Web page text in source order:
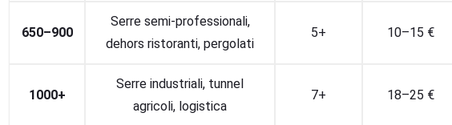
650–900
Serre semi-professionali,
dehors ristoranti, pergolati
5+ 10–15 €
1000+
Serre industriali, tunnel
agricoli, logistica
7+ 18–25 €